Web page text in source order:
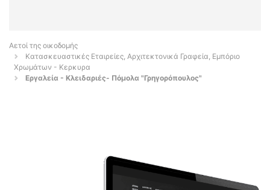
Αετοί της οικοδομής
Κατασκευαστικές Εταιρείες, Αρχιτεκτονικά Γραφεία, Εμπόριο
Χρωμάτων - Κερκυρα
Εργαλεία - Κλειδαριές- Πόμολα "Γρηγορόπουλος"